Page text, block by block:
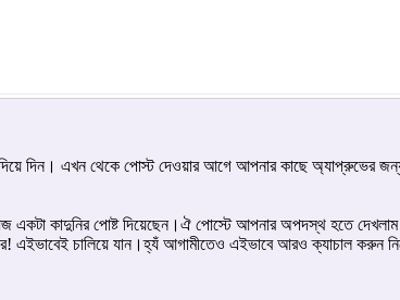
দিয়ে দিন। এখন থেকে পোস্ট দেওয়ার আগে আপনার কাছে
একটা কাদুনির পোষ্ট দিয়েছেন।ঐ পোস্টে আপনার অপদস্থ হতে
চালিয়ে যান।হ্যঁ আগামীতেও এইভাবে আরও ক্যাচাল করুন